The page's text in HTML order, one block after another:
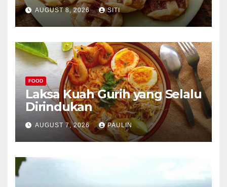
AUGUST 8, 2026 SITI
FOOD
Laksa Kuah Gurih yang Selalu
Dirindukan
AUGUST 7, 2026 PAULIN